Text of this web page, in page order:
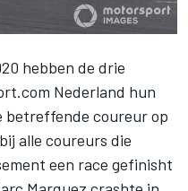
hebben de drie
Nederland hun
betreffende coureur op
alle coureurs die
een race gefinisht